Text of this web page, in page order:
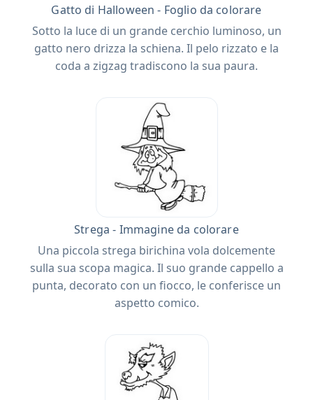
Gatto di Halloween - Foglio da colorare
Sotto la luce di un grande cerchio luminoso, un
gatto nero drizza la schiena. Il pelo rizzato e la
coda a zigzag tradiscono la sua paura.
Strega - Immagine da colorare
Una piccola strega birichina vola dolcemente
sulla sua scopa magica. Il suo grande cappello a
punta, decorato con un fiocco, le conferisce un
aspetto comico.